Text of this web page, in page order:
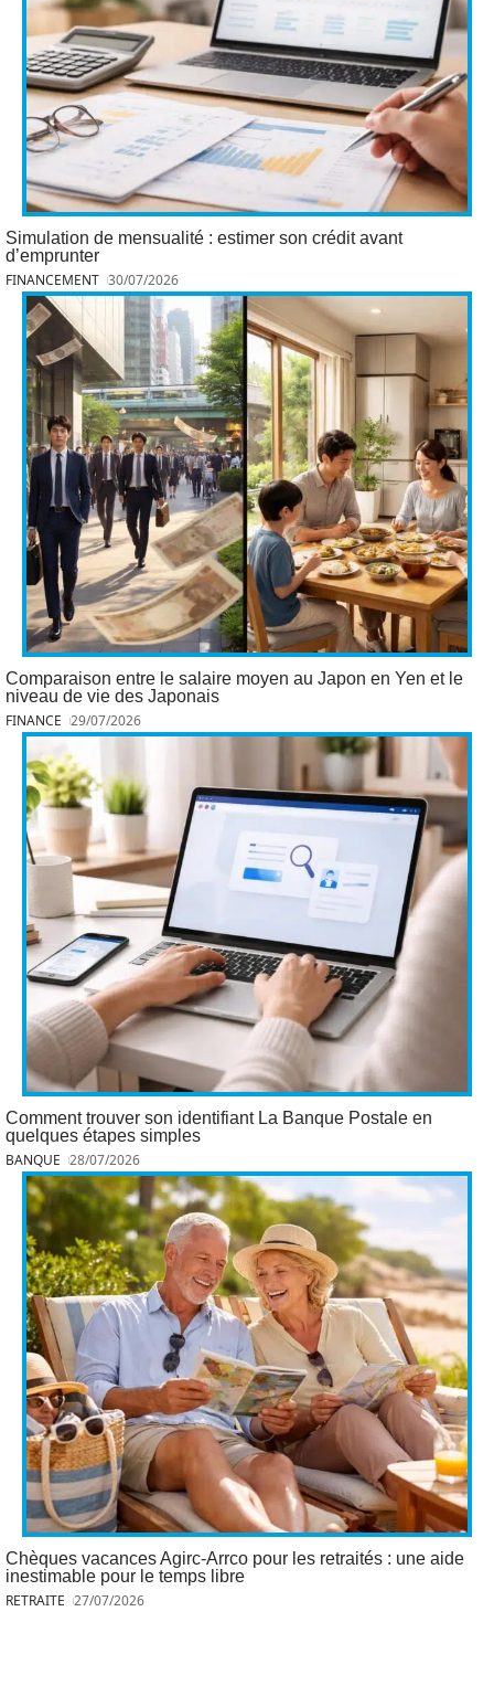
Simulation de mensualité : estimer son crédit avant
d’emprunter
FINANCEMENT 30/07/2026
Comparaison entre le salaire moyen au Japon en Yen et le
niveau de vie des Japonais
FINANCE 29/07/2026
Comment trouver son identifiant La Banque Postale en
quelques étapes simples
BANQUE 28/07/2026
Chèques vacances Agirc-Arrco pour les retraités : une aide
inestimable pour le temps libre
RETRAITE 27/07/2026